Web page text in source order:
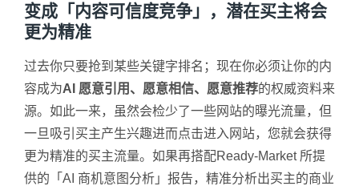
变成「内容可信度竞争」，潜在买主将会
更为精准
过去你只要抢到某些关键字排名；现在你必须让你的内
容成为AI 愿意引用、愿意相信、愿意推荐的权威资料来
源。如此一来，虽然会检少了一些网站的曝光流量，但
一旦吸引买主产生兴趣进而点击进入网站，您就会获得
更为精准的买主流量。如果再搭配Ready-Market 所提
供的「AI 商机意图分析」报告，精准分析出买主的商业